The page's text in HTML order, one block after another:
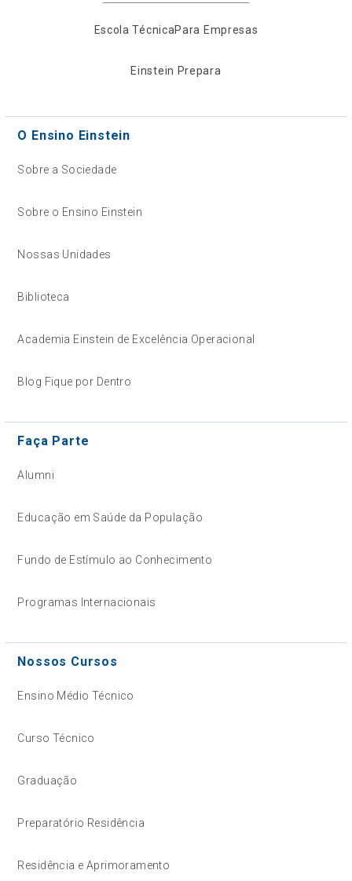
Escola TécnicaPara Empresas
Einstein Prepara
O Ensino Einstein
Sobre a Sociedade
Sobre o Ensino Einstein
Nossas Unidades
Biblioteca
Academia Einstein de Excelência Operacional
Blog Fique por Dentro
Faça Parte
Alumni
Educação em Saúde da População
Fundo de Estímulo ao Conhecimento
Programas Internacionais
Nossos Cursos
Ensino Médio Técnico
Curso Técnico
Graduação
Preparatório Residência
Residência e Aprimoramento